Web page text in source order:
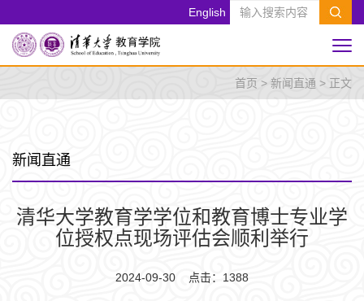
English
首页 > 新闻直通 > 正文
新闻直通
清华大学教育学学位和教育博士专业学
位授权点现场评估会顺利举行
2024-09-30 点击： 1388